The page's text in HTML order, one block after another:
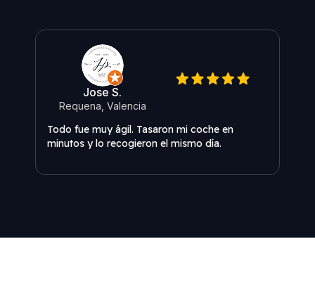
Jose S.
Requena, Valencia
Todo fue muy ágil. Tasaron mi coche en
minutos y lo recogieron el mismo día.